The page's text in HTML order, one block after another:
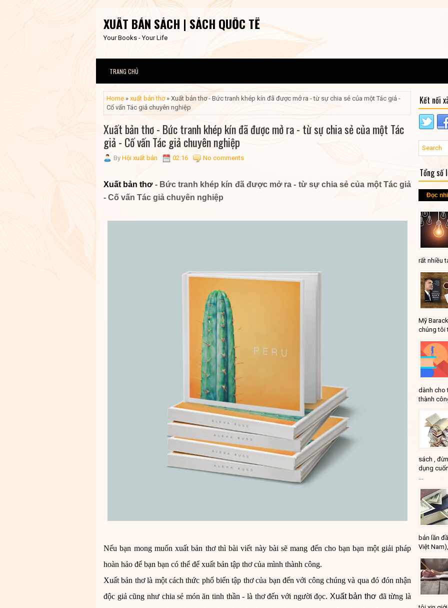
XUẤT BẢN SÁCH | SÁCH QUỐC TẾ
Your Books - Your Life
TRANG CHỦ
Home » xuất bản thơ» Xuất bản thơ - Bức tranh khép kín đã được mở ra - từ sự chia sẻ của một Tác giả -
Cố vấn Tác giả chuyên nghiệp
Xuất bản thơ - Bức tranh khép kín đã được mở ra - từ sự chia sẻ của một Tác
giả - Cố vấn Tác giả chuyên nghiệp
By Hội xuất bản 02:16 No comments
Xuất bản thơ- Bức tranh khép kín đã được mở ra - từ sự chia sẻ của một Tác giả
- Cố vấn Tác giả chuyên nghiệp
Nếu bạn mong muốn xuất bản thơthì bài viết này bài sẽ mang đến cho bạn bạn một giải pháp
hoàn hảo để bạn bạn có thể để xuất bản tập thơ của mình thành công.
Xuất bản thơlà một cách thức phổ biến tập thơ của bạn đến với công chúng và qua đó đón nhận
độc giả cũng như chia sẻ món ăn tinh thần - là thơ đến với người đọc. Xuất bản thơ đã từng là
Kết nối
Tổng số
Đọc
rất nhiều
Mỹ
chúng tôi
dành cho
thành
sách ,
dụng
...
bản lần
Việt